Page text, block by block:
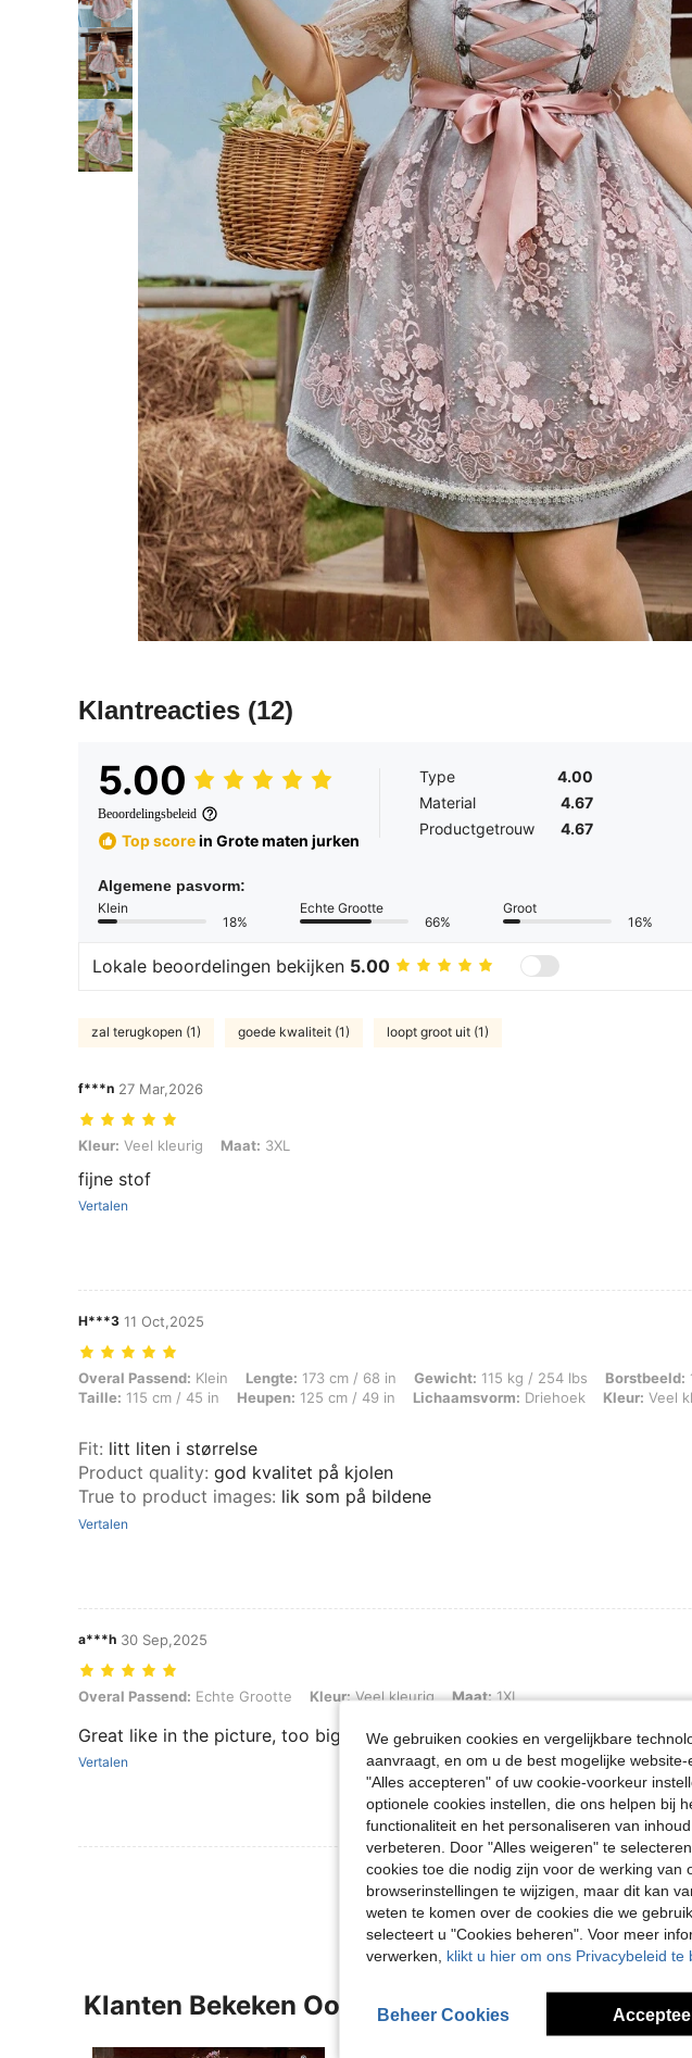
Klantreacties (12)
5.00
Beoordelingsbeleid
Top scorein Grote maten jurken
Type
4.00
Material
4.67
Productgetrouw
4.67
Algemene pasvorm:
Klein
18%
Echte Grootte
66%
Groot
16%
Lokale beoordelingen bekijken 5.00
zal terugkopen (1) goede kwaliteit (1) loopt groot uit (1)
f***n 27 Mar,2026
Kleur: Veel kleurig, Maat: 3XL
Kleur: Veel kleurig Maat: 3XL
fijne stof
Vertalen
H***3 11 Oct,2025
Overal Passend: Klein, Lengte: 173 cm / 68 in, Gewicht: 115 kg / 254 lbs, Borstbeeld: 120 cm / 47.2
Overal Passend: Klein Lengte: 173 cm / 68 in Gewicht: 115 kg / 254 lbs Borstbeeld:
Taille: 115 cm / 45 in Heupen: 125 cm / 49 in Lichaamsvorm: Driehoek Kleur: Veel
Fit: litt liten i størrelse
Product quality: god kvalitet på kjolen
True to product images: lik som på bildene
Vertalen
a***h 30 Sep,2025
Overal Passend: Echte Grootte, Kleur: Veel kleurig, Maat: 1XL
Overal Passend: Echte Grootte Kleur:Veel kleurig Maat:1XL
Great like in the picture, too big
Vertalen
Meer Beoordelingen Bekijken
Klanten Bekeken Ook
We gebruiken cookies en vergelijkbare
aanvraagt, en om u de best mogelijke
"Alles accepteren" of uw cookie-voorkeur
optionele cookies instellen, die ons helpen bij
functionaliteit en het personaliseren van
verbeteren. Door "Alles weigeren" te
cookies toe die nodig zijn voor de werking
browserinstellingen te wijzigen, maar dit kan
weten te komen over de cookies die we
selecteert u "Cookies beheren". Voor meer
verwerken, klikt u hier om ons Privacybeleid te
Beheer Cookies